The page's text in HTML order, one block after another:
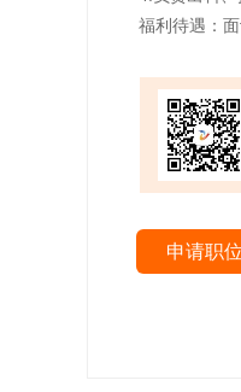
福利待遇：
申请职位